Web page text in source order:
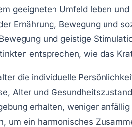
geeigneten Umfeld leben
Ernährung, Bewegung und
und geistige
entsprechen, wie das
die individuelle
Alter und
erhalten, weniger
um ein harmonisches